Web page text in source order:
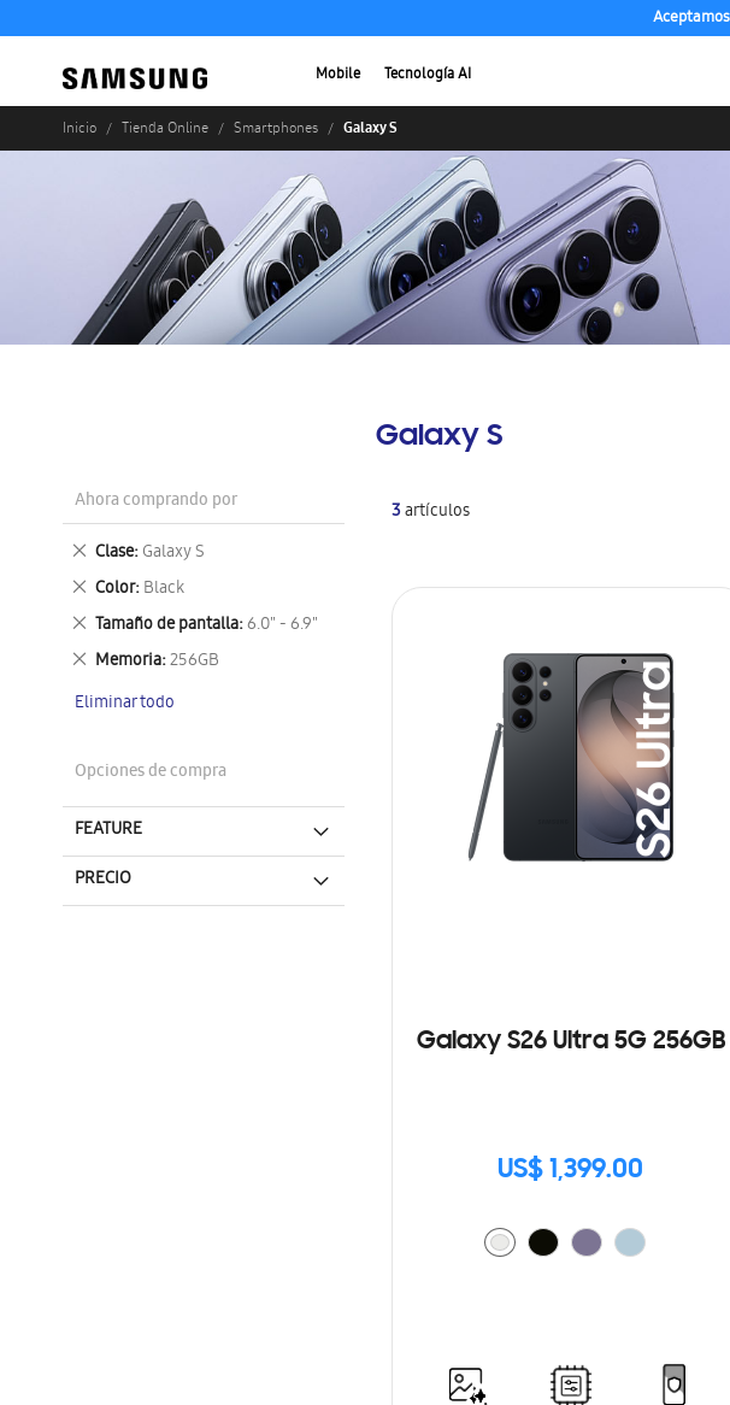
Mobile Tecnología AI
Inicio Tienda Online Smartphones Galaxy S
Galaxy S
3artículos
Galaxy S26 Ultra 5G 256GB
US$ 1,399.00
Ahora comprando por
Clase Galaxy S
Eliminar
este
artículo
Color Black
Eliminar
este
artículo
Tamaño de pantalla 6.0" - 6.9"
Eliminar
este
artículo
Memoria 256GB
Eliminar
artículo
Eliminar todo
Opciones de compra
FEATURE
PRECIO